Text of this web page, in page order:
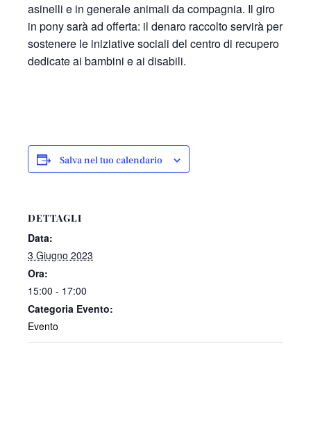
asinelli e in generale animali da compagnia. Il giro
in pony sarà ad offerta: il denaro raccolto servirà per
sostenere le iniziative sociali del centro di recupero
dedicate ai bambini e ai disabili.
Salva nel tuo calendario
DETTAGLI
Data:
3 Giugno 2023
Ora:
15:00 - 17:00
Categoria Evento:
Evento